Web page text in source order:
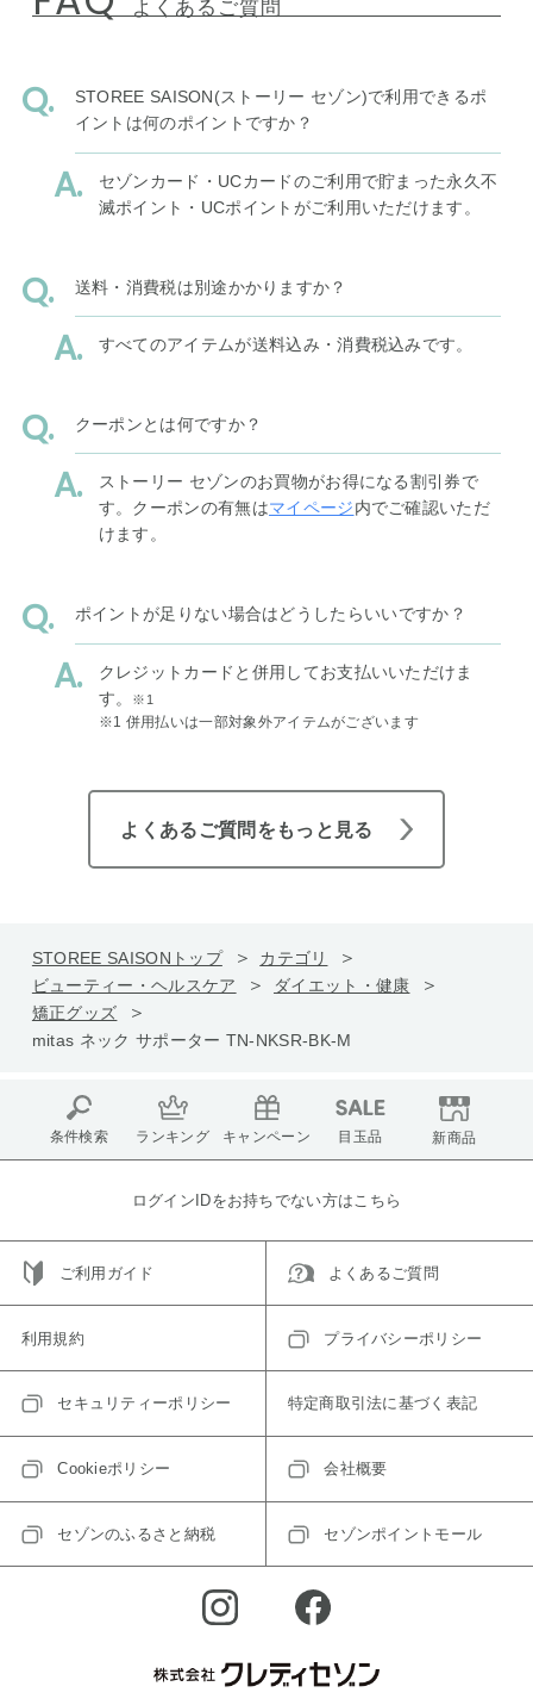
よくあるご質問
STOREE SAISON(ストーリー セゾン)で利用できるポ
イントは何のポイントですか？
セゾンカード・UCカードのご利用で貯まった永久不
滅ポイント・UCポイントがご利用いただけます。
送料・消費税は別途かかりますか？
すべてのアイテムが送料込み・消費税込みです。
クーポンとは何ですか？
ストーリー セゾンのお買物がお得になる割引券で
す。クーポンの有無はマイページ内でご確認いただ
けます。
ポイントが足りない場合はどうしたらいいですか？
クレジットカードと併用してお支払いいただけま
す。
※1
※1 併用払いは一部対象外アイテムがございます
よくあるご質問をもっと見る
STOREE SAISONトップ
カテゴリ
ビューティー・ヘルスケア
ダイエット・健康
矯正グッズ
mitas ネック サポーター TN-NKSR-BK-M
条件検索 ランキング キャンペーン 目玉品 新商品
ログインIDをお持ちでない方はこちら
ご利用ガイド よくあるご質問
利用規約 プライバシーポリシー
セキュリティーポリシー 特定商取引法に基づく表記
Cookieポリシー 会社概要
セゾンのふるさと納税 セゾンポイントモール